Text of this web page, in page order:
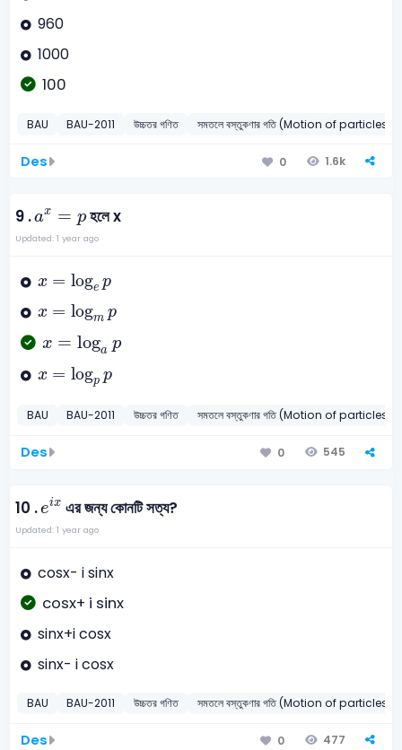
960
1000
100
BAU BAU-2011 উচ্চতর গণিত সমতলে বস্তুকণার গতি (Motion of particles
Des 0 1.6k
9 .ax = p
ax =pহলে x
Updated: 1 year ago
x = loge p
x=loge p
x = logm p
x=logm p
x = loga p
x=loga p
x = logp p
x= logp p
BAU BAU-2011 উচ্চতর গণিত সমতলে বস্তুকণার গতি (Motion of particles
Des 0 545
10 .eix
eix এর জন্য কোনটি সত্য?
Updated: 1 year ago
cosx- i sinx
cosx+ i sinx
sinx+i cosx
sinx- i cosx
BAU BAU-2011 উচ্চতর গণিত সমতলে বস্তুকণার গতি (Motion of particles
Des 0 477